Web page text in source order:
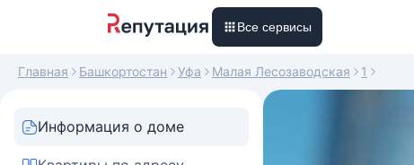
Все сервисы
Главная Башкортостан Уфа Малая Лесозаводская 1
Информация о доме